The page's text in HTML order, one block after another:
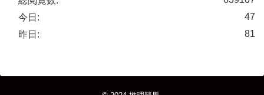
47
今日:
81
昨日: